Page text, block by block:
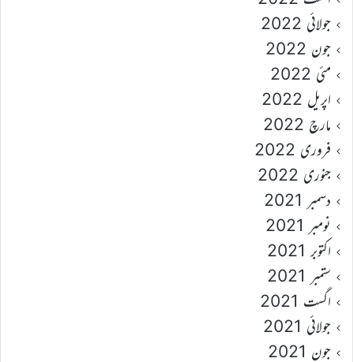
جولائی 2022
جون 2022
مئی 2022
اپریل 2022
مارچ 2022
فروری 2022
جنوری 2022
دسمبر 2021
نومبر 2021
اکتوبر 2021
ستمبر 2021
اگست 2021
جولائی 2021
جون 2021